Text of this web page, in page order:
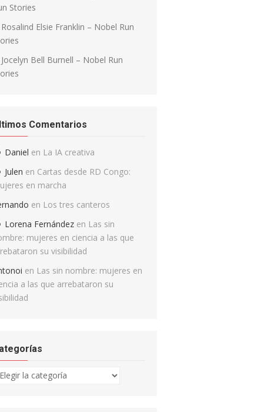
Stories
Rosalind Elsie Franklin – Nobel Run
Jocelyn Bell Burnell – Nobel Run
Comentarios
Daniel en La IA creativa
Julen en Cartas desde RD Congo:
en marcha
en Los tres canteros
Lorena Fernández en Las sin
mujeres en ciencia a las que
su visibilidad
en Las sin nombre: mujeres en
a las que arrebataron su